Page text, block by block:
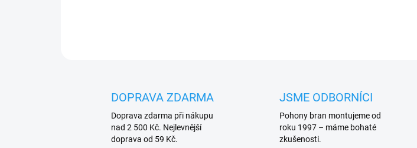
DOPRAVA ZDARMA
Doprava zdarma při nákupu
nad 2 500 Kč. Nejlevnější
doprava od 59 Kč.
JSME ODBORNÍCI
Pohony bran montujeme od
roku 1997 – máme bohaté
zkušenosti.